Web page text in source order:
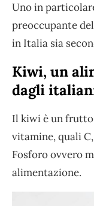
Uno in
preoccupante
in Italia sia
Kiwi, un
dagli
Il kiwi è un
vitamine, quali
Fosforo ovvero
alimentazione.